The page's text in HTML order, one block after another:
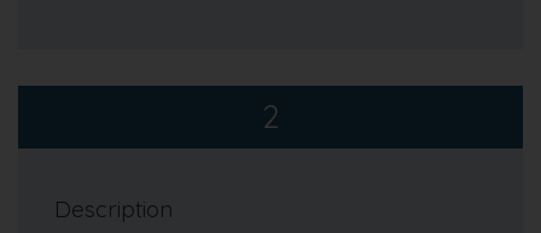
2
Description